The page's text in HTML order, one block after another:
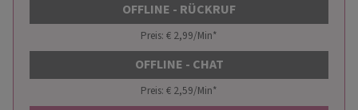
OFFLINE - RÜCKRUF
Preis: € 2,99/Min*
OFFLINE - CHAT
Preis: € 2,59/Min*